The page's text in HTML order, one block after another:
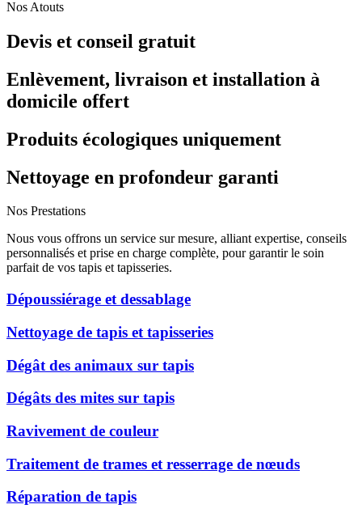
Nos Atouts
Devis et conseil gratuit
Enlèvement, livraison et installation à
domicile offert
Produits écologiques uniquement
Nettoyage en profondeur garanti
Nos Prestations
Nous vous offrons un service sur mesure, alliant expertise, conseils
personnalisés et prise en charge complète, pour garantir le soin
parfait de vos tapis et tapisseries.
Dépoussiérage et dessablage
Nettoyage de tapis et tapisseries
Dégât des animaux sur tapis
Dégâts des mites sur tapis
Ravivement de couleur
Traitement de trames et resserrage de nœuds
Réparation de tapis